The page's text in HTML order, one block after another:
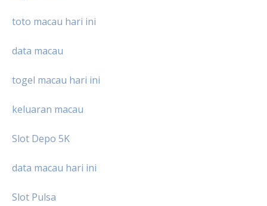
toto macau hari ini
data macau
togel macau hari ini
keluaran macau
Slot Depo 5K
data macau hari ini
Slot Pulsa